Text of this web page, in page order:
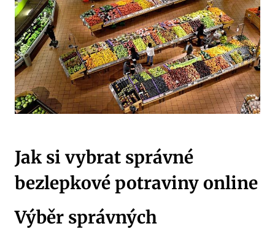
Jak si vybrat správné
bezlepkové potraviny online
Výběr správných